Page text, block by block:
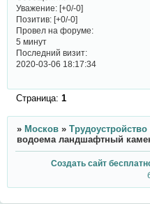
Уважение: [+0/-0]
Позитив: [+0/-0]
Провел на форуме:
5 минут
Последний визит:
2020-03-06 18:17:34
Страница: 1
» Москов » Трудоустройство
водоема ландшафтный
Создать сайт